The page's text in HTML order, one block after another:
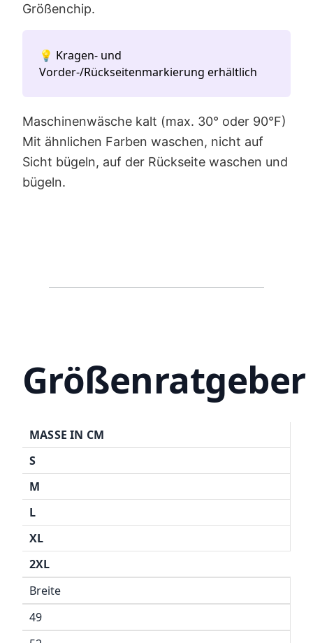
Größenchip.
💡 Kragen- und
Vorder-/Rückseitenmarkierung erhältlich
Maschinenwäsche kalt (max. 30° oder 90°F)
Mit ähnlichen Farben waschen, nicht auf
Sicht bügeln, auf der Rückseite waschen und
bügeln.
Größenratgeber
MASSE IN CM
S
M
L
XL
2XL
Breite
49